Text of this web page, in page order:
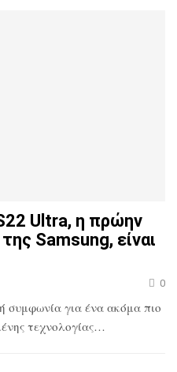
Ultra, η πρώην
Samsung, είναι
0
συμφωνία για ένα ακόμα πιο
τεχνολογίας…